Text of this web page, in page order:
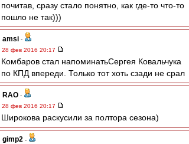
почитав, сразу стало понятно, как где-то что-то
пошло не так)))
amsi -
28 фев 2016 20:17
Комбаров стал напоминатьСергея Ковальчука
по КПД впереди. Только тот хоть сзади не срал
RAO -
28 фев 2016 20:17
Широкова раскусили за полтора сезона)
gimp2 -